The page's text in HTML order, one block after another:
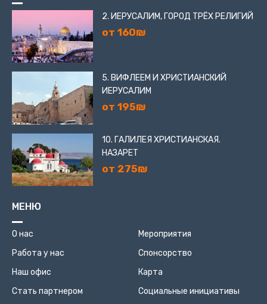
2. ИЕРУСАЛИМ, ГОРОД ТРЁХ РЕЛИГИЙ
от 160₪
5. ВИФЛЕЕМ И ХРИСТИАНСКИЙ
ИЕРУСАЛИМ
от 195₪
10. ГАЛИЛЕЯ ХРИСТИАНСКАЯ.
НАЗАРЕТ
от 275₪
МЕНЮ
О нас
Работа у нас
Наш офис
Стать партнером
Мероприятия
Спонсорство
Карта
Социальные инициативы